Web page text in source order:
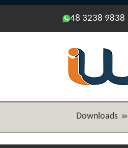
48 3238 9838
Downloads